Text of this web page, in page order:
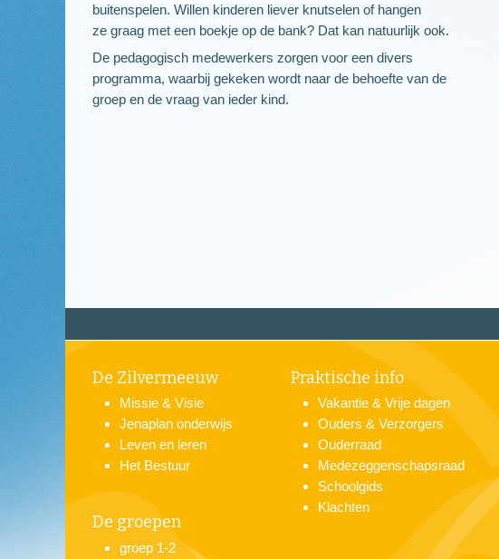
buitenspelen. Willen kinderen liever knutselen of hangen
ze graag met een boekje op de bank? Dat kan natuurlijk ook.
De pedagogisch medewerkers zorgen voor een divers
programma, waarbij gekeken wordt naar de behoefte van de
groep en de vraag van ieder kind.
De Zilvermeeuw
Missie & Visie
Jenaplan onderwijs
Leven en leren
Het Bestuur
De groepen
groep 1-2
Praktische info
Vakantie & Vrije dagen
Ouders & Verzorgers
Ouderraad
Medezeggenschapsraad
Schoolgids
Klachten